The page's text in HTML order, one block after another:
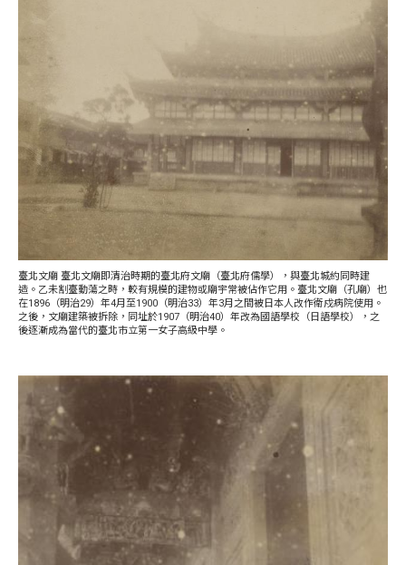
臺北文廟 臺北文廟即清治時期的臺北府文廟（臺北府儒學），與臺北城約同時建
造。乙未割臺動蕩之時，較有規模的建物或廟宇常被佔作它用。臺北文廟（孔廟）也
在1896（明治29）年4月至1900（明治33）年3月之間被日本人改作衛戍病院使用。
之後，文廟建築被拆除，同址於1907（明治40）年改為國語學校（日語學校），之
後逐漸成為當代的臺北市立第一女子高級中學。